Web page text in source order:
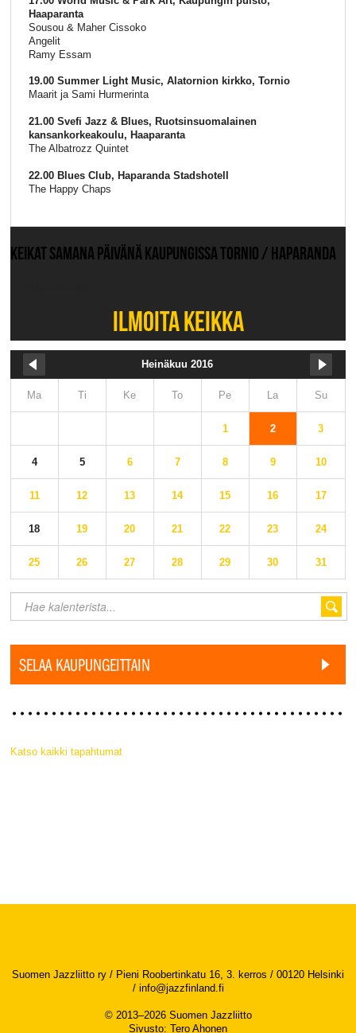
Haaparanta
Sousou & Maher Cissoko
Angelit
Ramy Essam
19.00 Summer Light Music, Alatornion kirkko, Tornio
Maarit ja Sami Hurmerinta
21.00 Svefi Jazz & Blues, Ruotsinsuomalainen
kansankorkeakoulu, Haaparanta
The Albatrozz Quintet
22.00 Blues Club, Haparanda Stadshotell
The Happy Chaps
KEIKAT SAMANA PÄIVÄNÄ KAUPUNGISSA TORNIO / HAPARANDA
ILMOITA KEIKKA
Heinäkuu 2016
Ma Ti Ke To Pe La Su
1 2 3
4 5 6 7 8 9 10
11 12 13 14 15 16 17
18 19 20 21 22 23 24
25 26 27 28 29 30 31
SELAA KAUPUNGEITTAIN
Katso kaikki tapahtumat
Suomen Jazzliitto ry / Pieni Roobertinkatu 16, 3. kerros / 00120 Helsinki
/ info@jazzfinland.fi
© 2013–2026 Suomen Jazzliitto
Sivusto: Tero Ahonen